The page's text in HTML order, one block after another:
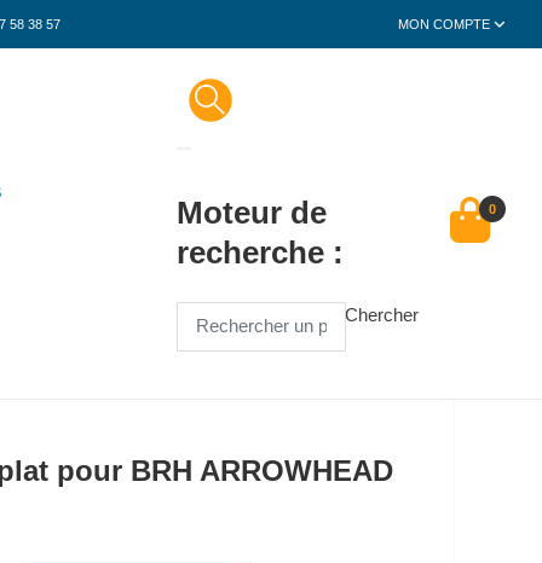
58 38 57 MON COMPTE
Moteur de
recherche :
Chercher
0
pour BRH ARROWHEAD